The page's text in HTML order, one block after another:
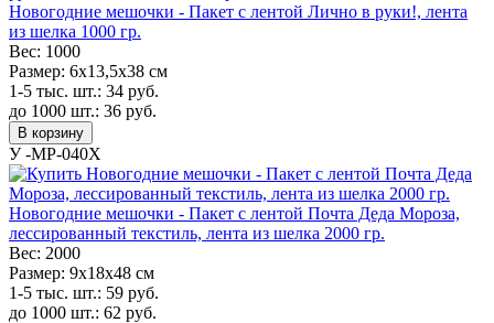
Новогодние мешочки - Пакет с лентой Лично в руки!, лента
из шелка 1000 гр.
Вес: 1000
Размер: 6х13,5х38 см
1-5 тыс. шт.: 34 руб.
до 1000 шт.: 36 руб.
В корзину
У -MP-040X
Новогодние мешочки - Пакет с лентой Почта Деда Мороза,
лессированный текстиль, лента из шелка 2000 гр.
Вес: 2000
Размер: 9х18х48 см
1-5 тыс. шт.: 59 руб.
до 1000 шт.: 62 руб.